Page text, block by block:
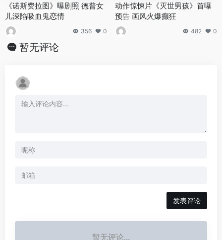
《诺斯费拉图》曝剧照 德普女
儿深陷吸血鬼恋情
356 0
动作惊悚片《灭世男孩》首曝
预告 画风火爆癫狂
482 0
暂无评论
发表评论
暂无评论...